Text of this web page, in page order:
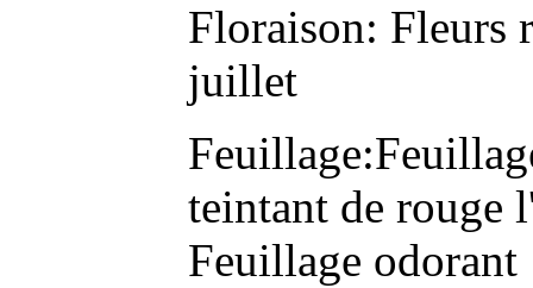
Floraison: Fleurs
juillet
teintant de rouge
Feuillage odorant